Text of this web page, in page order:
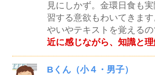
見にしかず。金環日食も
習する意欲もわいてきま
やいやテキストを覚える
近に感じながら、知識と
Bくん（小４・男子）